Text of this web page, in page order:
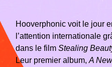
Hooverphonic voit le jour
l’attention internationale
dans le filmStealing
Leur premier album,A